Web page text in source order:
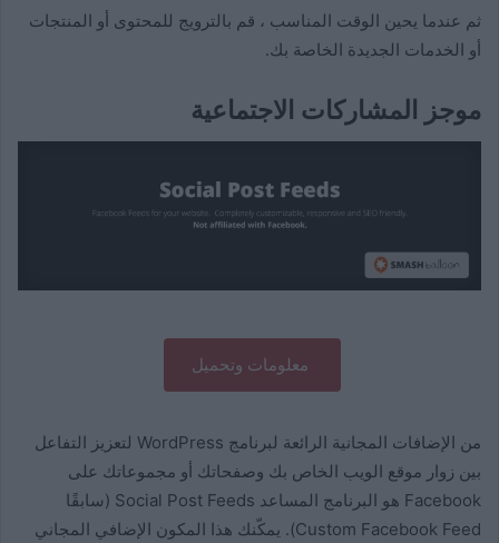
ثم عندما يحين الوقت المناسب ، قم بالترويج للمحتوى أو المنتجات
أو الخدمات الجديدة الخاصة بك.
موجز المشاركات الاجتماعية
معلومات وتحميل
من الإضافات المجانية الرائعة لبرنامج WordPress لتعزيز التفاعل
بين زوار موقع الويب الخاص بك وصفحاتك أو مجموعاتك على
Facebook هو البرنامج المساعد Social Post Feeds (سابقًا
Custom Facebook Feed). يمكّنك هذا المكون الإضافي المجاني